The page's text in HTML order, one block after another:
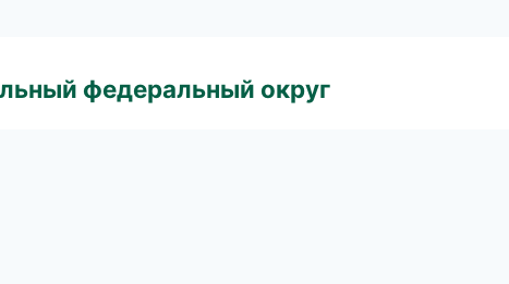
федеральный округ